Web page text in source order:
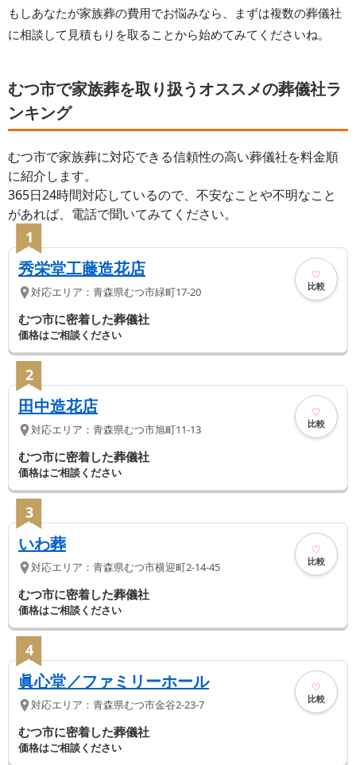
もしあなたが家族葬の費用でお悩みなら、まずは複数の葬儀社
に相談して見積もりを取ることから始めてみてくださいね。
むつ市で家族葬を取り扱うオススメの葬儀社ラ
ンキング
むつ市で家族葬に対応できる信頼性の高い葬儀社を料金順
に紹介します。
365日24時間対応しているので、不安なことや不明なこと
があれば、電話で聞いてみてください。
1
秀栄堂工藤造花店
対応エリア： 青森県むつ市緑町17-20 比較
むつ市に密着した葬儀社
価格はご相談ください
2
田中造花店
対応エリア： 青森県むつ市旭町11-13 比較
むつ市に密着した葬儀社
価格はご相談ください
3
いわ葬
対応エリア： 青森県むつ市横迎町2-14-45 比較
むつ市に密着した葬儀社
価格はご相談ください
4
眞心堂／ファミリーホール
対応エリア： 青森県むつ市金谷2-23-7 比較
むつ市に密着した葬儀社
価格はご相談ください